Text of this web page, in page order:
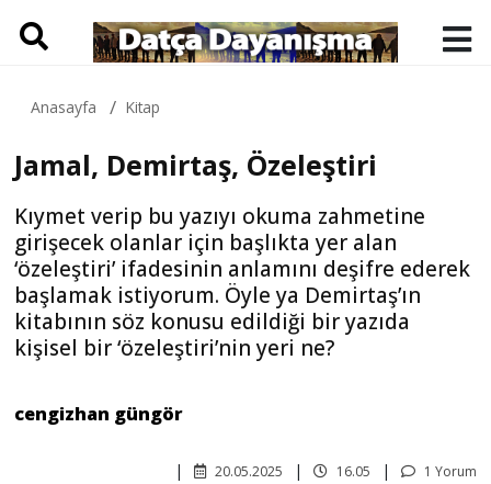
Anasayfa Kitap
Jamal, Demirtaş, Özeleştiri
Kıymet verip bu yazıyı okuma zahmetine
girişecek olanlar için başlıkta yer alan
‘özeleştiri’ ifadesinin anlamını deşifre ederek
başlamak istiyorum. Öyle ya Demirtaş’ın
kitabının söz konusu edildiği bir yazıda
kişisel bir ‘özeleştiri’nin yeri ne?
cengizhan güngör
1 Yorum
16.05
20.05.2025